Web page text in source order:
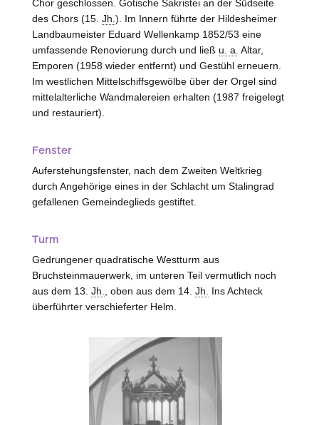
Chor geschlossen. Gotische Sakristei an der Südseite
des Chors (15. Jh. ). Im Innern führte der Hildesheimer
Landbaumeister Eduard Wellenkamp 1852/53 eine
umfassende Renovierung durch und ließ u. a. Altar,
Emporen (1958 wieder entfernt) und Gestühl erneuern.
Im westlichen Mittelschiffsgewölbe über der Orgel sind
mittelalterliche Wandmalereien erhalten (1987 freigelegt
und restauriert).
Fenster
Auferstehungsfenster, nach dem Zweiten Weltkrieg
durch Angehörige eines in der Schlacht um Stalingrad
gefallenen Gemeindeglieds gestiftet.
Turm
Gedrungener quadratische Westturm aus
Bruchsteinmauerwerk, im unteren Teil vermutlich noch
aus dem 13. Jh. , oben aus dem 14. Jh.
Ins Achteck
überführter verschieferter Helm.